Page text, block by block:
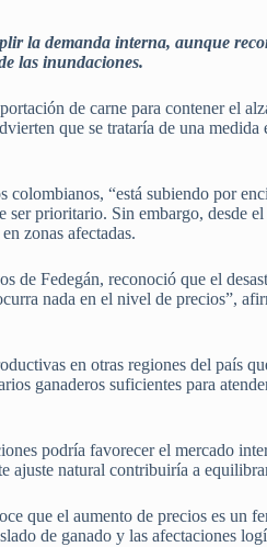
la demanda interna, aunque
las inundaciones.
de carne para contener el
que se trataría de una
“está subiendo por
prioritario. Sin embargo, desde
zonas afectadas.
Fedegán, reconoció que el
nada en el nivel de precios”,
en otras regiones del país
ganaderos suficientes para
podría favorecer el mercado
ajuste natural contribuiría a
que el aumento de precios es un
de ganado y las afectaciones